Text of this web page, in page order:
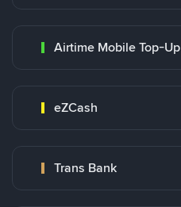
Airtime Mobile Top-Up
eZCash
Trans Bank